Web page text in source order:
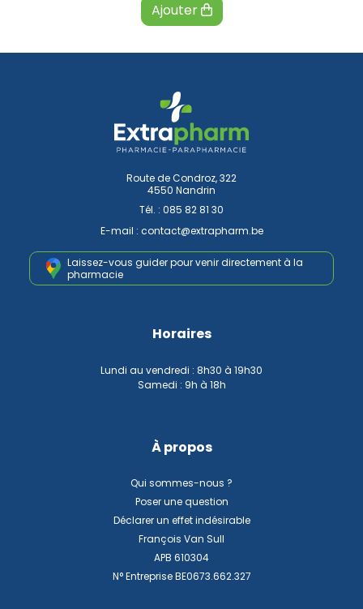
Ajouter
Route de Condroz, 322
4550 Nandrin
Tél. : 085 82 81 30
E-mail : contact@extrapharm.be
Laissez-vous guider pour venirdirectement à la
pharmacie
Horaires
Lundi au vendredi : 8h30 à 19h30
Samedi : 9h à 18h
À propos
Qui sommes-nous ?
Poser une question
Déclarer un effet indésirable
François Van Sull
APB 610304
N° Entreprise BE0673.662.327